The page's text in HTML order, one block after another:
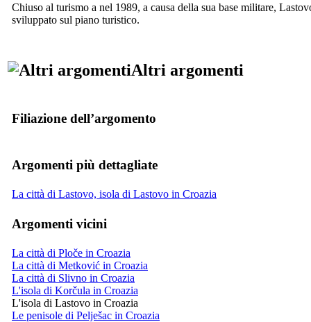
Chiuso al turismo a nel 1989, a causa della sua base militare,
sviluppato sul piano turistico.
Altri argomenti
Filiazione dell’argomento
Argomenti più dettagliate
La città di Lastovo, isola di Lastovo in Croazia
Argomenti vicini
La città di Ploče in Croazia
La città di Metković in Croazia
La città di Slivno in Croazia
L'isola di Korčula in Croazia
L'isola di Lastovo in Croazia
Le penisole di Pelješac in Croazia